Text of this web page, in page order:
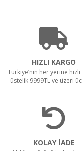
HIZLI KARGO
Türkiye’nin her yerine
üstelik 9999TL ve üzeri
KOLAY İADE